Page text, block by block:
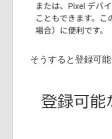
そうすると登録可